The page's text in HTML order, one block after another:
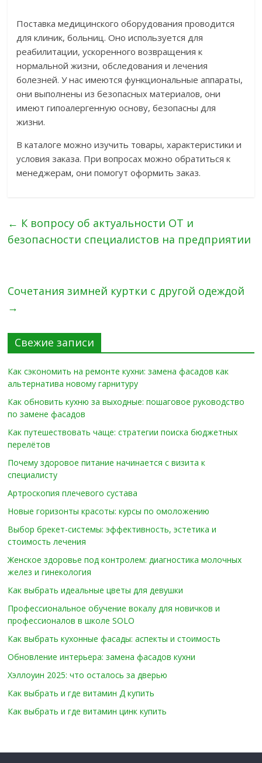
Поставка медицинского оборудования проводится
для клиник, больниц. Оно используется для
реабилитации, ускоренного возвращения к
нормальной жизни, обследования и лечения
болезней. У нас имеются функциональные аппараты,
они выполнены из безопасных материалов, они
имеют гипоалергенную основу, безопасны для
жизни.
В каталоге можно изучить товары, характеристики и
условия заказа. При вопросах можно обратиться к
менеджерам, они помогут оформить заказ.
← К вопросу об актуальности ОТ и
безопасности специалистов на предприятии
Сочетания зимней куртки с другой одеждой
→
Свежие записи
Как сэкономить на ремонте кухни: замена фасадов как
альтернатива новому гарнитуру
Как обновить кухню за выходные: пошаговое руководство
по замене фасадов
Как путешествовать чаще: стратегии поиска бюджетных
перелётов
Почему здоровое питание начинается с визита к
специалисту
Артроскопия плечевого сустава
Новые горизонты красоты: курсы по омоложению
Выбор брекет-системы: эффективность, эстетика и
стоимость лечения
Женское здоровье под контролем: диагностика молочных
желез и гинекология
Как выбрать идеальные цветы для девушки
Профессиональное обучение вокалу для новичков и
профессионалов в школе SOLO
Как выбрать кухонные фасады: аспекты и стоимость
Обновление интерьера: замена фасадов кухни
Хэллоуин 2025: что осталось за дверью
Как выбрать и где витамин Д купить
Как выбрать и где витамин цинк купить